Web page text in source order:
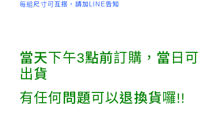
每組尺寸可互搭，請加LINE告知
當天下午3點前訂購，當日可
出貨
有任何問題可以退換貨囉!!